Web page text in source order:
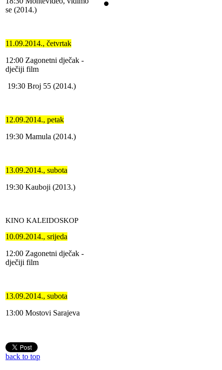
se (2014.)
11.09.2014., četvrtak
12:00 Zagonetni dječak -
dječiji film
19:30 Broj 55 (2014.)
12.09.2014., petak
19:30 Mamula (2014.)
13.09.2014., subota
19:30 Kauboji (2013.)
KINO KALEIDOSKOP
10.09.2014., srijeda
12:00 Zagonetni dječak -
dječiji film
13.09.2014., subota
13:00 Mostovi Sarajeva
back to top